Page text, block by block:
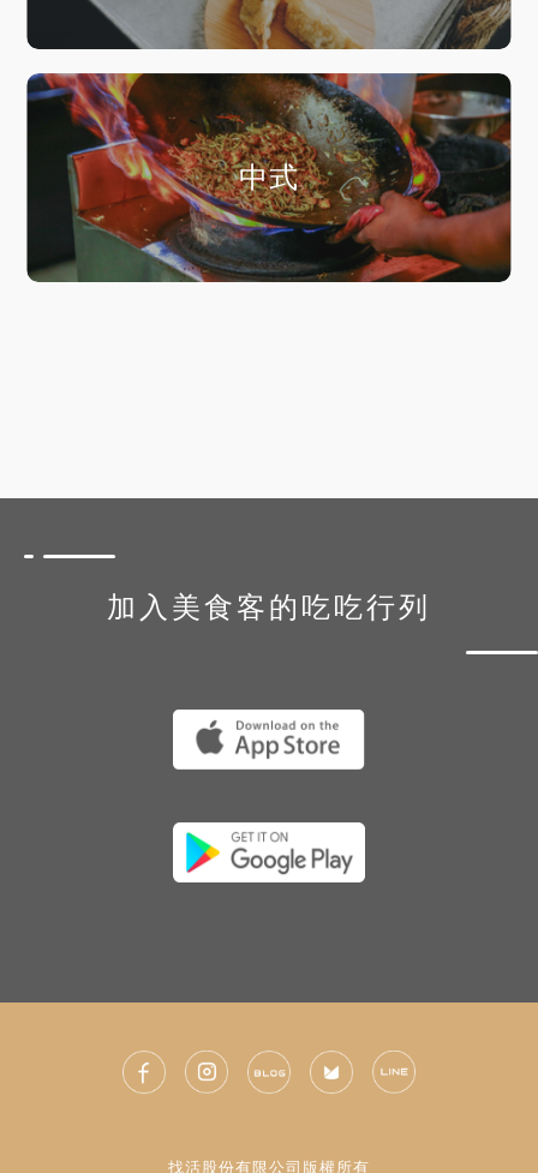
中式
加入美食客的吃吃行列
找活股份有限公司版權所有